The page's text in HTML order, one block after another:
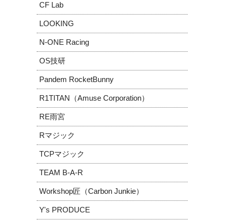
CF Lab
LOOKING
N-ONE Racing
OS技研
Pandem RocketBunny
R1TITAN（Amuse Corporation）
RE雨宮
Rマジック
TCPマジック
TEAM B-A-R
Workshop匠（Carbon Junkie）
Y's PRODUCE